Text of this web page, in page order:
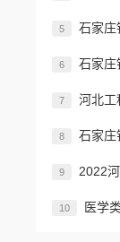
5 石家庄
6 石家庄
7 河北工
8 石家庄
9 2022河
10 医学